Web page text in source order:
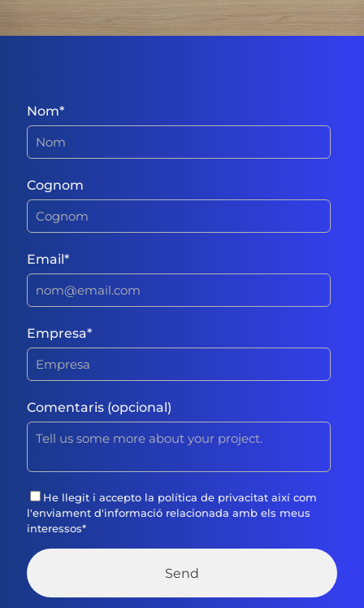
Nom*
Cognom
Email*
Empresa*
Comentaris (opcional)
He llegit i accepto la política de privacitat així com
l'enviament d'informació relacionada amb els meus
interessos*